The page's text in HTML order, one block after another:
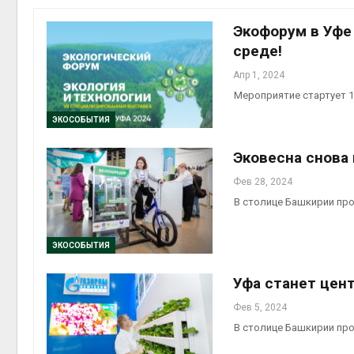
ЭКОСОБЫТИЯ
Экофорум в
среде!
Апр 1, 2024
Мероприятие стартует
ЭКОСОБЫТИЯ
Эковесна
Фев 28, 2024
В столице Башкирии
Уфа станет
Фев 5, 2024
В столице Башкирии
Авг 7,
Авг 6,